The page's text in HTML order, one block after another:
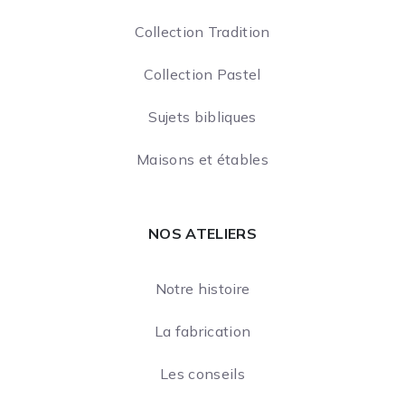
Collection Tradition
Collection Pastel
Sujets bibliques
Maisons et étables
NOS ATELIERS
Notre histoire
La fabrication
Les conseils